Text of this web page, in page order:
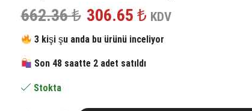
662.36₺ Orijinal
fiyat:
662.36 ₺.
306.65 ₺Şu
andaki
fiyat:
KDV
3 kişi şu anda bu ürünü inceliyor
Son 48 saatte 2 adet satıldı
Stokta